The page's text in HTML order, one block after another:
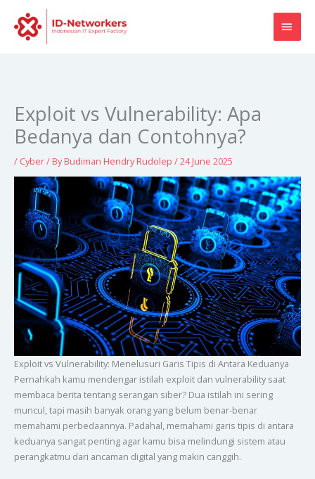
content
Exploit vs Vulnerability: Apa
Bedanya dan Contohnya?
/ Cyber/ ByBudiman Hendry Rudolep /24 June 2025
Exploit vs Vulnerability: Menelusuri Garis Tipis di Antara Keduanya
Pernahkah kamu mendengar istilah exploit dan vulnerability saat
membaca berita tentang serangan siber? Dua istilah ini sering
muncul, tapi masih banyak orang yang belum benar-benar
memahami perbedaannya. Padahal, memahami garis tipis di antara
keduanya sangat penting agar kamu bisa melindungi sistem atau
perangkatmu dari ancaman digital yang makin canggih.